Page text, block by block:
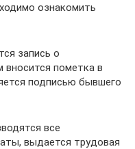
ознакомить
запись о
вносится пометка в
подписью бывшего
все
выдается трудовая